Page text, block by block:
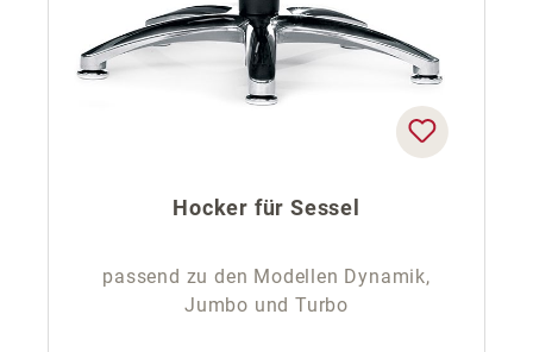
Hocker für Sessel
passend zu den Modellen Dynamik,
Jumbo und Turbo